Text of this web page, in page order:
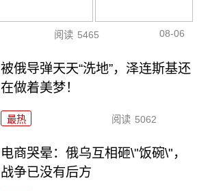
阅读 5465 08-06
被俄导弹天天“洗地”，泽连斯基还
在做着美梦！
最热 阅读 5062
电商哭晕：俄乌互相砸\"饭碗\"，
战争已没有后方